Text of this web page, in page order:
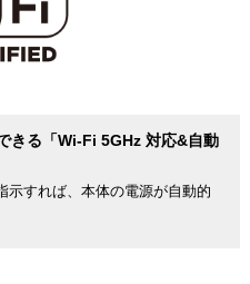
きる「Wi-Fi 5GHz 対応&自動
示すれば、本体の電源が自動的